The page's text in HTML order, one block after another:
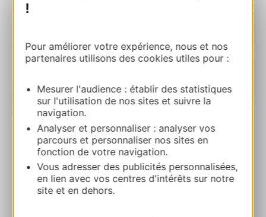
!
Pour améliorer votre expérience, nous et nos
partenaires utilisons des cookies utiles pour :
Mesurer l'audience : établir des statistiques
sur l'utilisation de nos sites et suivre la
navigation.
Analyser et personnaliser : analyser vos
parcours et personnaliser nos sites en
fonction de votre navigation.
Vous adresser des publicités personnalisées,
en lien avec vos centres d'intérêts sur notre
site et en dehors.
Derrière l’Église
3 rue du Château Fadaise 30900 NIMES
Calcola il tuo percorso